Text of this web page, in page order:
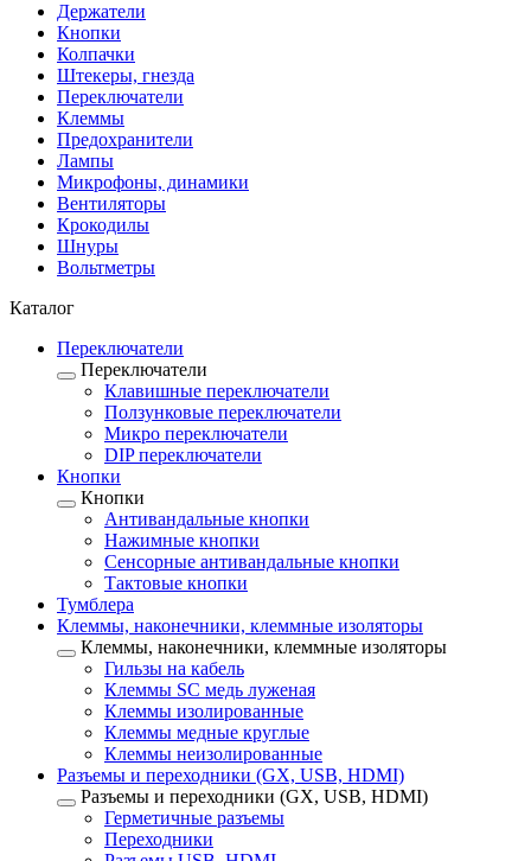
Держатели
Кнопки
Колпачки
Штекеры, гнезда
Переключатели
Клеммы
Предохранители
Лампы
Микрофоны, динамики
Вентиляторы
Крокодилы
Шнуры
Вольтметры
Каталог
Переключатели
Переключатели
Клавишные переключатели
Ползунковые переключатели
Микро переключатели
DIP переключатели
Кнопки
Кнопки
Антивандальные кнопки
Нажимные кнопки
Сенсорные антивандальные кнопки
Тактовые кнопки
Тумблера
Клеммы, наконечники, клеммные изоляторы
Клеммы, наконечники, клеммные изоляторы
Гильзы на кабель
Клеммы SC медь луженая
Клеммы изолированные
Клеммы медные круглые
Клеммы неизолированные
Разъемы и переходники (GX, USB, HDMI)
Разъемы и переходники (GX, USB, HDMI)
Герметичные разъемы
Переходники